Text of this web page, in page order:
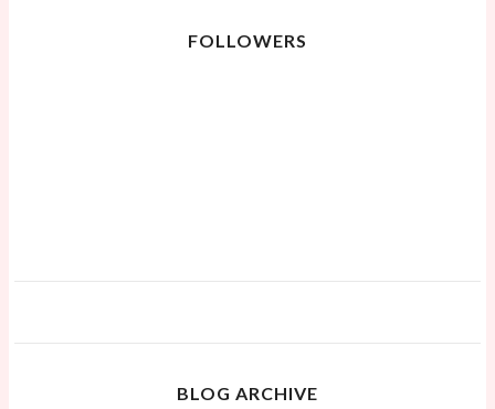
FOLLOWERS
BLOG ARCHIVE